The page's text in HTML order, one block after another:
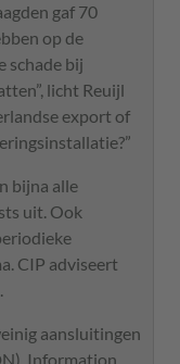
gaf 70
op de
schade bij
licht Reuijl
export of
bijna alle
uit. Ook
CIP adviseert
aansluitingen
). Information